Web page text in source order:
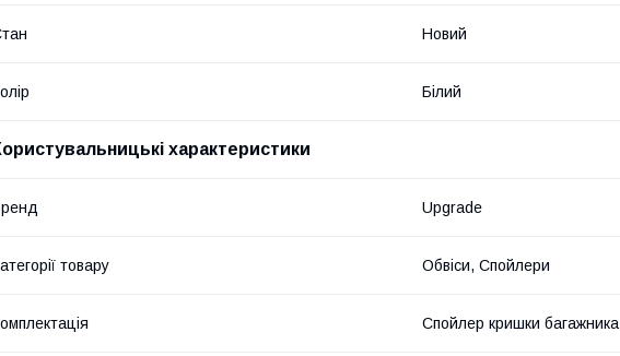
Новий
Білий
характеристики
Upgrade
товару Обвіси, Спойлери
Спойлер кришки багажника